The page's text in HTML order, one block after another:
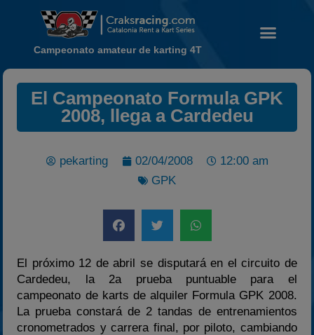
Noticias
Calendario
Carreras finalizadas
Temporada 2026
2022
2023
Campeonato amateur de karting 4T
El Campeonato Formula GPK
2008, llega a Cardedeu
pekarting 02/04/2008
12:00 am
GPK
El próximo 12 de abril se disputará en el circuito de
Cardedeu, la 2a prueba puntuable para el
campeonato de karts de alquiler Formula GPK 2008.
La prueba constará de 2 tandas de entrenamientos
cronometrados y carrera final, por piloto, cambiando